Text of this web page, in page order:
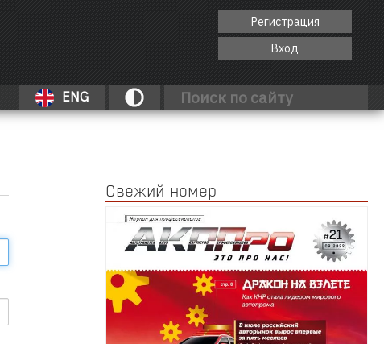
Регистрация
Вход
ENG
Свежий номер